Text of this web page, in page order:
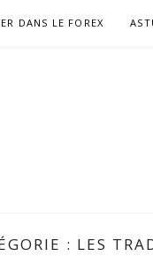
DANS LE FOREX
: LES